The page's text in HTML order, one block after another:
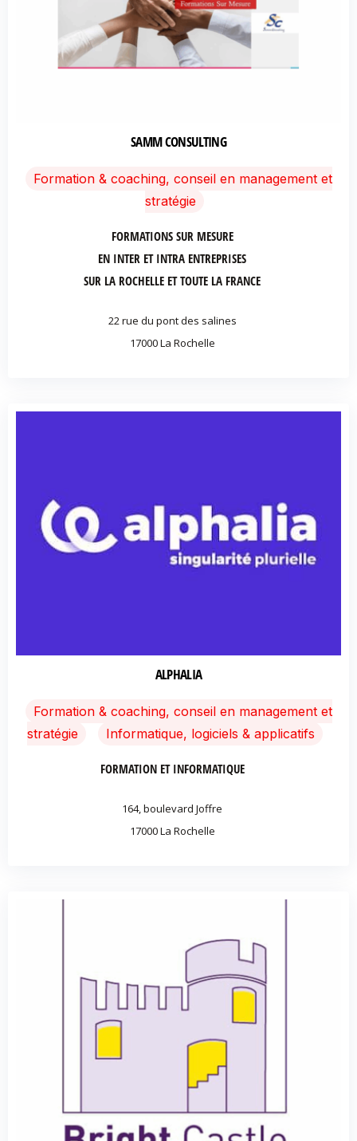
SAMM CONSULTING
Formation & coaching, conseil en management et
stratégie
FORMATIONS SUR MESURE
EN INTER ET INTRA ENTREPRISES
SUR LA ROCHELLE ET TOUTE LA FRANCE
22 rue du pont des salines
17000 La Rochelle
ALPHALIA
Formation & coaching, conseil en management et
stratégie
Informatique, logiciels & applicatifs
FORMATION ET INFORMATIQUE
164, boulevard Joffre
17000 La Rochelle